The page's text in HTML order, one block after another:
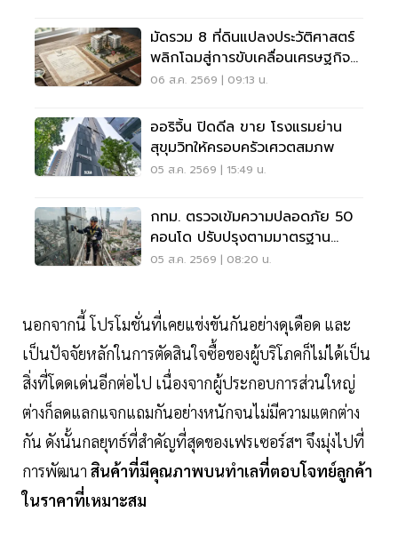
มัดรวม 8 ที่ดินแปลงประวัติศาสตร์
พลิกโฉมสู่การขับเคลื่อนเศรษฐกิจ
เมือง
06 ส.ค. 2569 | 09:13 น.
ออริจิ้น ปิดดีล ขาย โรงแรมย่าน
สุขุมวิทให้ครอบครัวเศวตสมภพ
05 ส.ค. 2569 | 15:49 น.
กทม. ตรวจเข้มความปลอดภัย 50
คอนโด ปรับปรุงตามมาตรฐาน
เคร่งครัด
05 ส.ค. 2569 | 08:20 น.
นอกจากนี้ โปรโมชั่นที่เคยแข่งขันกันอย่างดุเดือด และ
เป็นปัจจัยหลักในการตัดสินใจซื้อของผู้บริโภคก็ไม่ได้เป็น
สิ่งที่โดดเด่นอีกต่อไป เนื่องจากผู้ประกอบการส่วนใหญ่
ต่างก็ลดแลกแจกแถมกันอย่างหนักจนไม่มีความแตกต่าง
กัน ดังนั้นกลยุทธ์ที่สำคัญที่สุดของเฟรเซอร์สฯ จึงมุ่งไปที่
การพัฒนา สินค้าที่มีคุณภาพบนทำเลที่ตอบโจทย์ลูกค้า
ในราคาที่เหมาะสม